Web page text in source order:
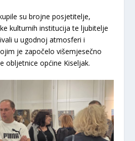
su brojne posjetitelje,
kulturnih institucija te ljubitelje
u ugodnoj atmosferi i
je započelo višemjesečno
obljetnice općine Kiseljak.